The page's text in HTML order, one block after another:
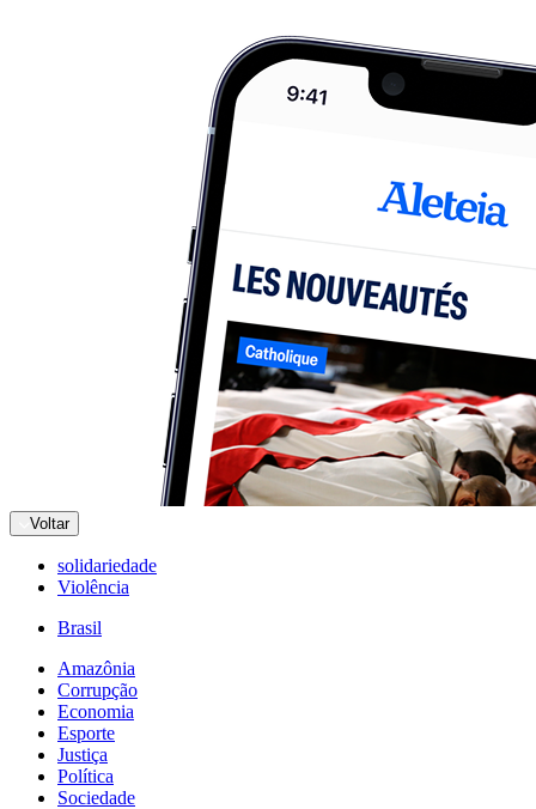
Voltar
solidariedade
Violência
Brasil
Amazônia
Corrupção
Economia
Esporte
Justiça
Política
Sociedade